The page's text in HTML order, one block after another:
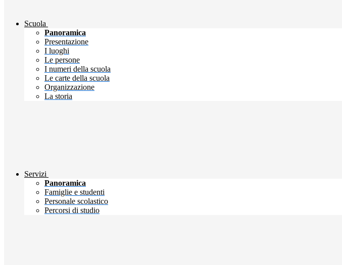
Scuola
Panoramica
Presentazione
I luoghi
Le persone
I numeri della scuola
Le carte della scuola
Organizzazione
La storia
Servizi
Panoramica
Famiglie e studenti
Personale scolastico
Percorsi di studio